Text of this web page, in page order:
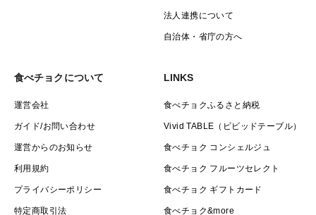
法人連携について
自治体・省庁の方へ
食べチョクについて
運営会社
ガイド/お問い合わせ
運営からのお知らせ
利用規約
プライバシーポリシー
特定商取引法
LINKS
食べチョクふるさと納税
Vivid TABLE（ビビッドテーブル）
食べチョク コンシェルジュ
食べチョク フルーツセレクト
食べチョク ギフトカード
食べチョク&more